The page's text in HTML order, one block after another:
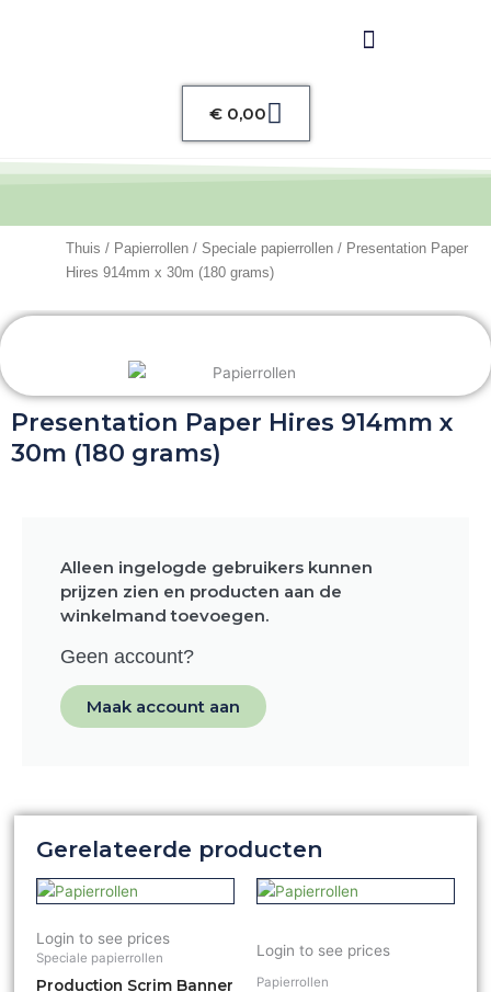
€0,00Winkelwagen
Thuis / Papierrollen / Speciale papierrollen / Presentation Paper
Hires 914mm x 30m (180 grams)
Presentation Paper Hires 914mm x
30m (180 grams)
Alleen ingelogde gebruikers kunnen
prijzen zien en producten aan de
winkelmand toevoegen.
Geen account?
Maak account aan
Gerelateerde producten
Login to see prices
Speciale papierrollen
Production Scrim Banner
Login to see prices
Papierrollen